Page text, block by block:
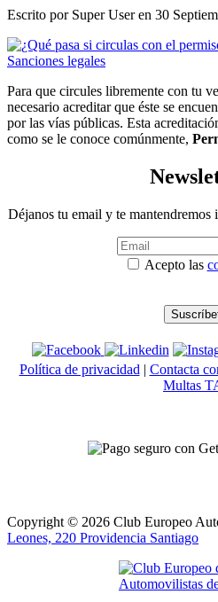
Escrito por Super User en 30
Para que circules libremente con tu
necesario acreditar que éste se
por las vías públicas. Esta
como se le conoce comúnmente,
Déjanos tu email y te mantendremos
Acepto las
Política de privacidad | Contacta
Multas
Copyright © 2026 Club Europeo
Leones, 220 Providencia Santiago